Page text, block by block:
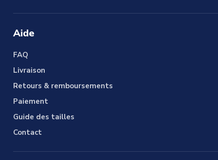
Aide
FAQ
Livraison
Retours & remboursements
Paiement
Guide des tailles
Contact